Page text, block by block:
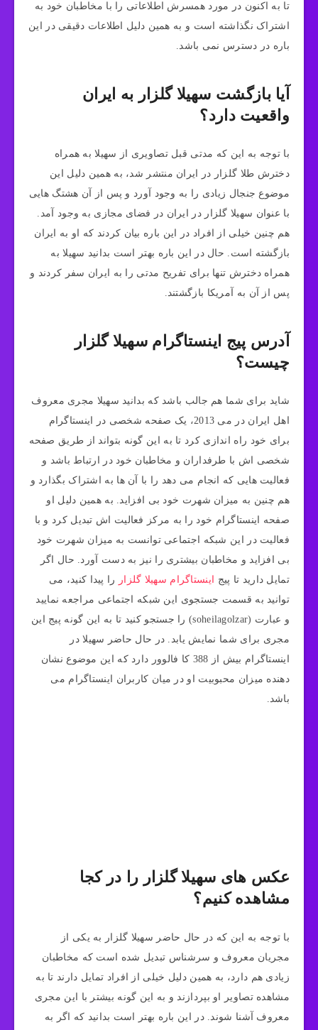
تا به اکنون در مورد همسرش اطلاعاتی را با مخاطبان خود به
اشتراک نگذاشته است و به همین دلیل اطلاعات دقیقی در این
باره در دسترس نمی باشد.
آیا بازگشت سهیلا گلزار به ایران
واقعیت دارد؟
با توجه به این که مدتی قبل تصاویری از سهیلا به همراه
دخترش طلا گلزار در ایران منتشر شد، به همین دلیل این
موضوع جنجال زیادی را به وجود آورد و پس از آن هشتگ هایی
با عنوان سهیلا گلزار در ایران در فضای مجازی به وجود آمد.
هم چنین خیلی از افراد در این باره بیان کردند که او به ایران
بازگشته است. حال در این باره بهتر است بدانید سهیلا به
همراه دخترش تنها برای تفریح مدتی را به ایران سفر کردند و
پس از آن به آمریکا بازگشتند.
آدرس پیج اینستاگرام سهیلا گلزار
چیست؟
شاید برای شما هم جالب باشد که بدانید سهیلا مجری معروف
اهل ایران در می 2013، یک صفحه شخصی در اینستاگرام
برای خود راه اندازی کرد تا به این گونه بتواند از طریق صفحه
شخصی اش با طرفداران و مخاطبان خود در ارتباط باشد و
فعالیت هایی که انجام می دهد را با آن ها به اشتراک بگذارد و
هم چنین به میزان شهرت خود بی افزاید. به همین دلیل او
صفحه اینستاگرام خود را به مرکز فعالیت اش تبدیل کرد و با
فعالیت در این شبکه اجتماعی توانست به میزان شهرت خود
بی افزاید و مخاطبان بیشتری را نیز به دست آورد. حال اگر
تمایل دارید تا پیج
اینستاگرام سهیلا گلزار
را پیدا کنید، می
توانید به قسمت جستجوی این شبکه اجتماعی مراجعه نمایید
و عبارت (soheilagolzar) را جستجو کنید تا به این گونه پیج این
مجری برای شما نمایش یابد. در حال حاضر سهیلا در
اینستاگرام بیش از 388 کا فالوور دارد که این موضوع نشان
دهنده میزان محبوبیت او در میان کاربران اینستاگرام می
باشد.
عکس های سهیلا گلزار را در کجا
مشاهده کنیم؟
با توجه به این که در حال حاضر سهیلا گلزار به یکی از
مجریان معروف و سرشناس تبدیل شده است که مخاطبان
زیادی هم دارد، به همین دلیل خیلی از افراد تمایل دارند تا به
مشاهده تصاویر او بپردازند و به این گونه بیشتر با این مجری
معروف آشنا شوند. در این باره بهتر است بدانید که اگر به